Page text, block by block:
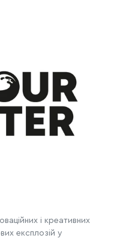
і креативних
експлозій у